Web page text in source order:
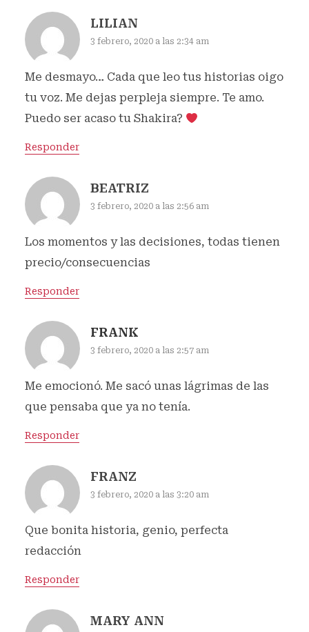
LILIAN
3 febrero, 2020 a las 2:34 am
Me desmayo… Cada que leo tus historias oigo
tu voz. Me dejas perpleja siempre. Te amo.
Puedo ser acaso tu Shakira?
Responder
BEATRIZ
3 febrero, 2020 a las 2:56 am
Los momentos y las decisiones, todas tienen
precio/consecuencias
Responder
FRANK
3 febrero, 2020 a las 2:57 am
Me emocionó. Me sacó unas lágrimas de las
que pensaba que ya no tenía.
Responder
FRANZ
3 febrero, 2020 a las 3:20 am
Que bonita historia, genio, perfecta
redacción
Responder
MARY ANN